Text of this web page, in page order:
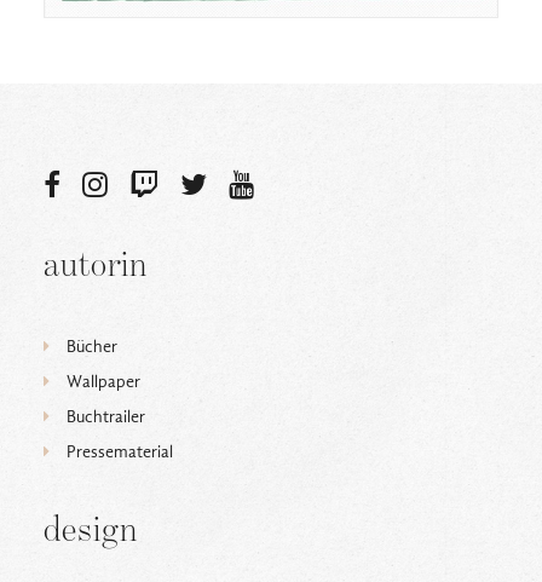
autorin
Bücher
Wallpaper
Buchtrailer
Pressematerial
design